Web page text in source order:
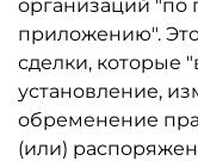
организаций "по
приложению".
сделки, которые
установление,
обременение
(или)